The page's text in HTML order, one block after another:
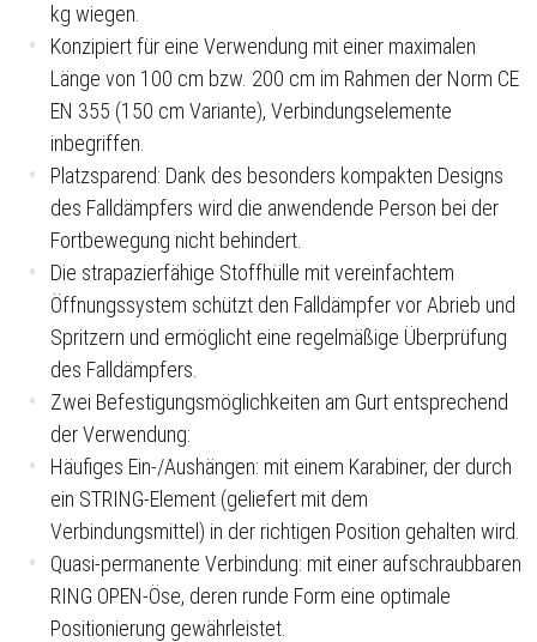
kg wiegen.
Konzipiert für eine Verwendung mit einer maximalen
Länge von 100 cm bzw. 200 cm im Rahmen der Norm CE
EN 355 (150 cm Variante), Verbindungselemente
inbegriffen.
Platzsparend: Dank des besonders kompakten Designs
des Falldämpfers wird die anwendende Person bei der
Fortbewegung nicht behindert.
Die strapazierfähige Stoffhülle mit vereinfachtem
Öffnungssystem schützt den Falldämpfer vor Abrieb und
Spritzern und ermöglicht eine regelmäßige Überprüfung
des Falldämpfers.
Zwei Befestigungsmöglichkeiten am Gurt entsprechend
der Verwendung:
Häufiges Ein-/Aushängen: mit einem Karabiner, der durch
ein STRING-Element (geliefert mit dem
Verbindungsmittel) in der richtigen Position gehalten wird.
Quasi-permanente Verbindung: mit einer aufschraubbaren
RING OPEN-Öse, deren runde Form eine optimale
Positionierung gewährleistet.